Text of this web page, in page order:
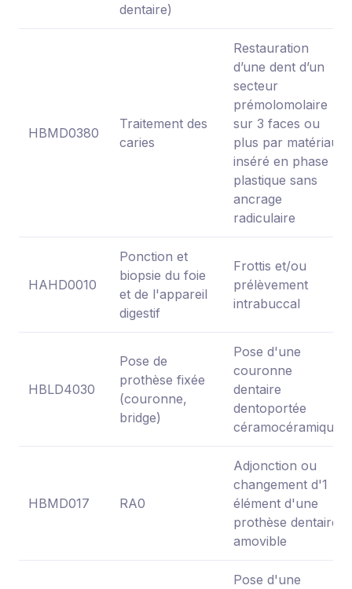
dentaire)
HBMD0380
Traitement des
caries
Restauration
d’une dent d’un
secteur
prémolomolaire
sur 3 faces ou
plus par matériau
inséré en phase
plastique sans
ancrage
radiculaire
HAHD0010
Ponction et
biopsie du foie
et de l'appareil
digestif
Frottis et/ou
prélèvement
intrabuccal
HBLD4030
Pose de
prothèse fixée
(couronne,
bridge)
Pose d'une
couronne
dentaire
dentoportée
céramocéramique
HBMD017 RA0
Adjonction ou
changement d'1
élément d'une
prothèse dentaire
amovible
Pose d'une